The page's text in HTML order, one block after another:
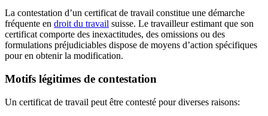
La contestation d’un certificat de travail constitue une démarche
fréquente en droit du travail suisse. Le travailleur estimant que son
certificat comporte des inexactitudes, des omissions ou des
formulations préjudiciables dispose de moyens d’action spécifiques
pour en obtenir la modification.
Motifs légitimes de contestation
Un certificat de travail peut être contesté pour diverses raisons: